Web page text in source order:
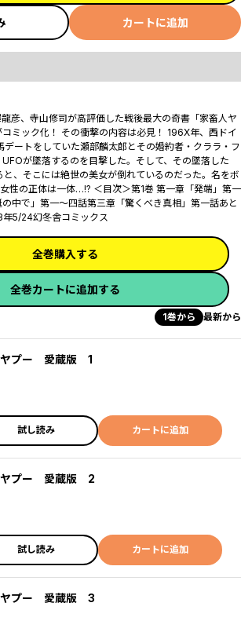
カートに追加
彦、寺山修司が高評価した戦後最大の奇書「家畜人ヤ
ミック化！ その衝撃の内容は必見！ 196X年、西ドイ
デートをしていた瀬部麟太郎とその婚約者・クララ・フ
が墜落するのを目撃した。そして、その墜落した
、そこには絶世の美女が倒れているのだった。名をボ
性の正体は一体…!? ＜目次＞第1巻 第一章「発端」第一
中で」第一～四話第三章「驚くべき真相」第一話あと
5/24幻冬舎コミックス
全巻購入する
全巻カートに追加する
1巻から 最新から
ヤプー 愛蔵版 1
試し読み カートに追加
ヤプー 愛蔵版 2
試し読み カートに追加
ヤプー 愛蔵版 3